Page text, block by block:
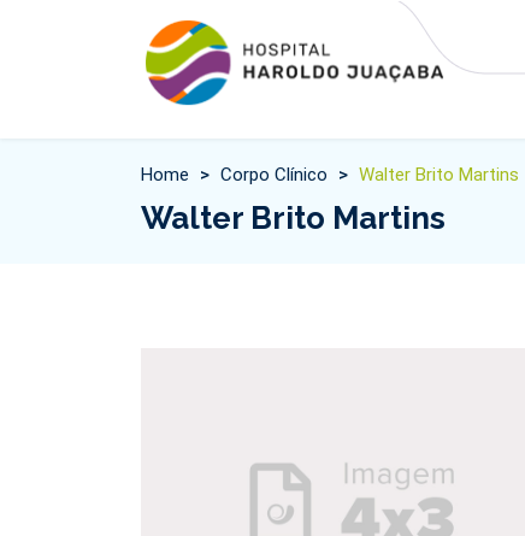
Home > Corpo Clínico > Walter Brito Martins
Walter Brito Martins